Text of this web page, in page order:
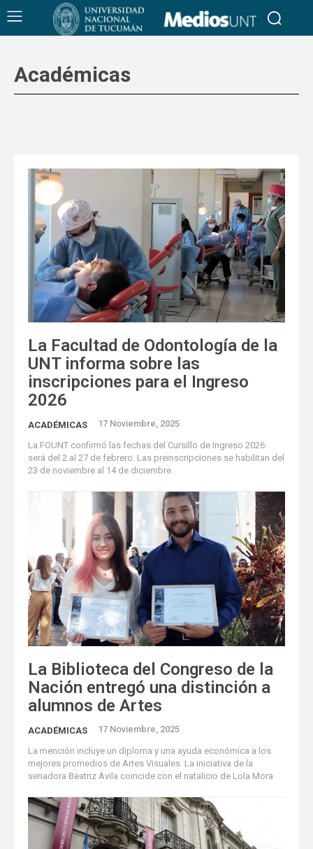
Académicas
La Facultad de Odontología de la
UNT informa sobre las
inscripciones para el Ingreso
2026
ACADÉMICAS 17 Noviembre, 2025
La FOUNT confirmó las fechas del Cursillo de Ingreso 2026:
será del 2 al 27 de febrero. Las preinscripciones se habilitan del
23 de noviembre al 14 de diciembre.
La Biblioteca del Congreso de la
Nación entregó una distinción a
alumnos de Artes
ACADÉMICAS 17 Noviembre, 2025
La mención incluye un diploma y una ayuda económica a los
mejores promedios de Artes Visuales. La iniciativa de la
senadora Beatriz Ávila coincide con el natalicio de Lola Mora